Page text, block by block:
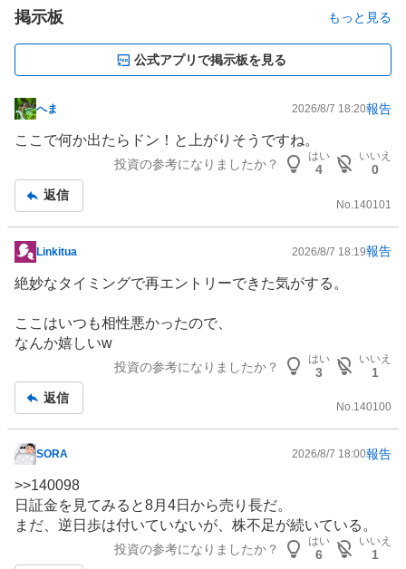
掲示板 もっと見る
公式アプリで掲示板を見る
掲
示
記
事
へま 2026/8/7 18:20報告
ここで何か出たらドン！と上がりそうですね。
投資の参考になりましたか？
はい
4
いいえ
0
返信
No. 140101
掲
示
記
事
Linkitua 2026/8/7 18:19報告
絶妙なタイミングで再エントリーできた気がする。
ここはいつも相性悪かったので、
なんか嬉しいw
投資の参考になりましたか？
はい
3
いいえ
1
返信
No.140100
掲
示
板
記
SORA 2026/8/7 18:00報告
>>140098
日証金を見てみると8月4日から売り長だ。
まだ、逆日歩は付いていないが、株不足が続いている。
投資の参考になりましたか？
はい
6
いいえ
1